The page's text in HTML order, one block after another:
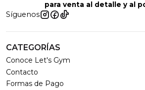
para venta al detalle y al
Síguenos
CATEGORÍAS
Conoce Let's Gym
Contacto
Formas de Pago